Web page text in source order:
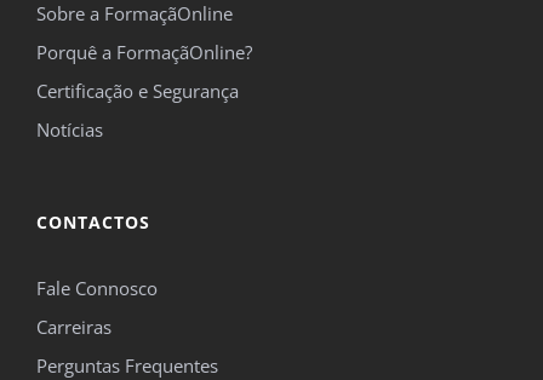
Sobre a FormaçãOnline
Porquê a FormaçãOnline?
Certificação e Segurança
Notícias
CONTACTOS
Fale Connosco
Carreiras
Perguntas Frequentes
Este site é protegido pelo reCAPTCHA e pelo Google
serviço se aplicam.